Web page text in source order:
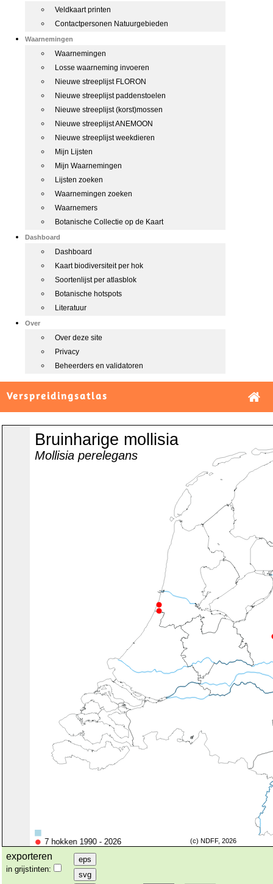
Veldkaart printen
Contactpersonen Natuurgebieden
Waarnemingen
Waarnemingen
Losse waarneming invoeren
Nieuwe streeplijst FLORON
Nieuwe streeplijst paddenstoelen
Nieuwe streeplijst (korst)mossen
Nieuwe streeplijst ANEMOON
Nieuwe streeplijst weekdieren
Mijn Lijsten
Mijn Waarnemingen
Lijsten zoeken
Waarnemingen zoeken
Waarnemers
Botanische Collectie op de Kaart
Dashboard
Dashboard
Kaart biodiversiteit per hok
Soortenlijst per atlasblok
Botanische hotspots
Literatuur
Over
Over deze site
Privacy
Beheerders en validatoren
Verspreidingsatlas